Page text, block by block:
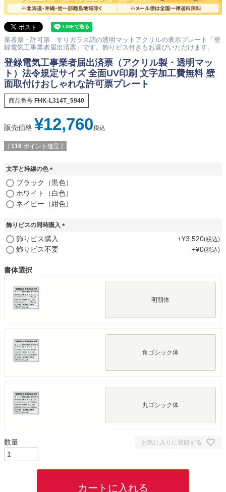
業者票・許可票 すりガラス調の透明マットアクリルの表示プレート「登
録電気工事業者届出済票」です。飾りビス付きもお選びいただけます。
登録電気工事業者届出済票（アクリル製・透明マッ
ト）法令規定サイズ 全面UV印刷 文字加工費無料 壁
面取付けおしゃれな許可票プレート
商品番号 FHK-L314T_5940
販売価格 ¥12,760税込
[ 116 ポイント進呈 ]
文字と枠線の色
(
必
須
)
ブラック（黒色）
ホワイト（白色）
ネイビー（紺色）
飾りビスの同時購入
飾りビス購入 +¥3,520 税込
飾りビス不要 +¥0 税込
書体選択
明朝体
角ゴシック体
丸ゴシック体
お気に入りに登録する
カートに入れる